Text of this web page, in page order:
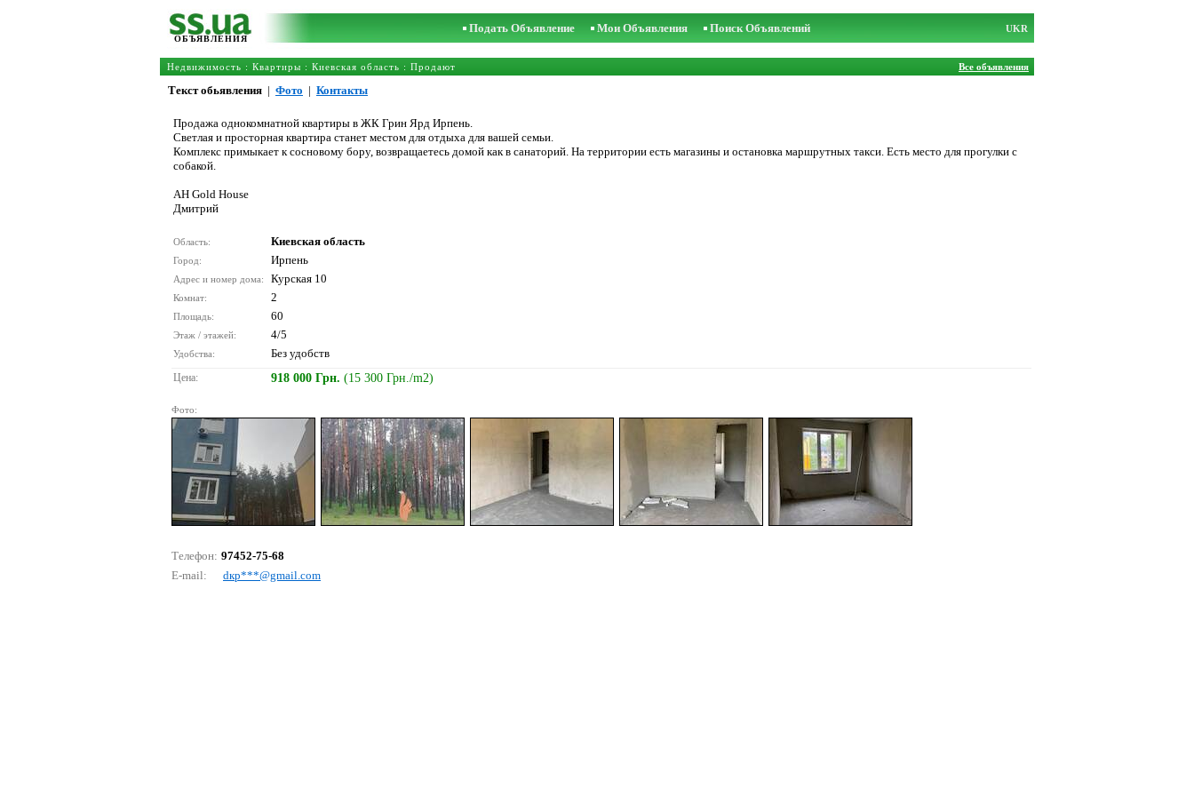
ОБЪЯВЛЕНИЯ
Подать Объявление Мои Объявления Поиск Объявлений UKR
Недвижимость : Квартиры : Киевская область : Продают Все объявления
Текст обьявления | Фото | Контакты
Продажа однокомнатной квартиры в ЖК Грин Ярд Ирпень.
Светлая и просторная квартира станет местом для отдыха для вашей семьи.
Комплекс примыкает к сосновому бору, возвращаетесь домой как в санаторий. На территории есть магазины и остановка маршрутных такси. Есть место для прогулки с
собакой.
АН Gold House
Дмитрий
Область: Киевская область
Город: Ирпень
Адрес и номер дома: Курская 10
Комнат: 2
Площадь: 60
Этаж / этажей: 4/5
Удобства: Без удобств
Цена: 918 000 Грн. (15 300 Грн./m2)
Фото:
Телефон: 97452-75-68
E-mail:
dкр***@gmаil.соm